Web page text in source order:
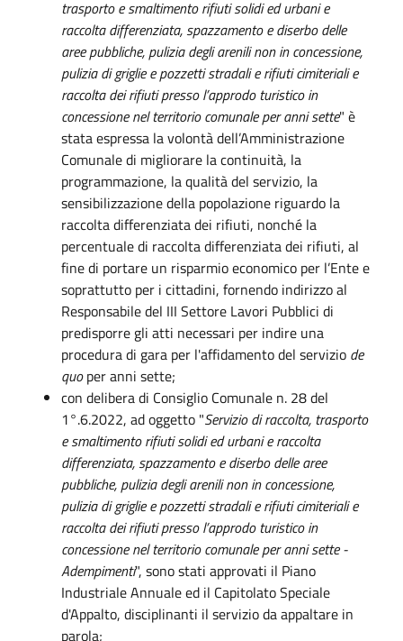
trasporto e smaltimento rifiuti solidi ed urbani e
raccolta differenziata, spazzamento e diserbo delle
aree pubbliche, pulizia degli arenili non in concessione,
pulizia di griglie e pozzetti stradali e rifiuti cimiteriali e
raccolta dei rifiuti presso l’approdo turistico in
concessione nel territorio comunale per anni sette" è
stata espressa la volontà dell’Amministrazione
Comunale di migliorare la continuità, la
programmazione, la qualità del servizio, la
sensibilizzazione della popolazione riguardo la
raccolta differenziata dei rifiuti, nonché la
percentuale di raccolta differenziata dei rifiuti, al
fine di portare un risparmio economico per l’Ente e
soprattutto per i cittadini, fornendo indirizzo al
Responsabile del III Settore Lavori Pubblici di
predisporre gli atti necessari per indire una
procedura di gara per l'affidamento del servizio de
quoper anni sette;
con delibera di Consiglio Comunale n. 28 del
1°.6.2022, ad oggetto "Servizio di raccolta, trasporto
e smaltimento rifiuti solidi ed urbani e raccolta
differenziata, spazzamento e diserbo delle aree
pubbliche, pulizia degli arenili non in concessione,
pulizia di griglie e pozzetti stradali e rifiuti cimiteriali e
raccolta dei rifiuti presso l’approdo turistico in
concessione nel territorio comunale per anni sette -
Adempimenti", sono stati approvati il Piano
Industriale Annuale ed il Capitolato Speciale
d'Appalto, disciplinanti il servizio da appaltare in
parola;